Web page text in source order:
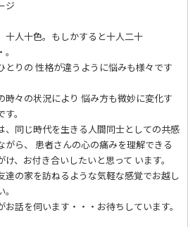
ジ
十人十色。もしかすると十人二十
とりの 性格が違うように悩みも様々です
時々の状況により 悩み方も微妙に変化す
。
、同じ時代を生きる人間同士としての共感
がら、 患者さんの心の痛みを理解できる
け、お付き合いしたいと思って います。
達の家を訪ねるような気軽な感覚でお越し
お話を伺います・・・お待ちしています。